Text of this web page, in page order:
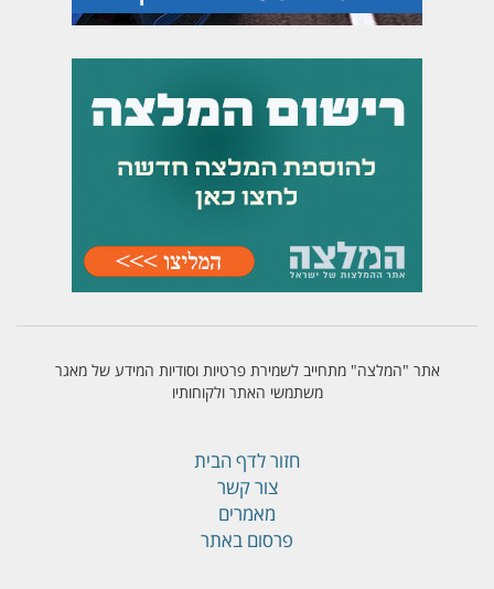
אתר "המלצה" מתחייב לשמירת פרטיות וסודיות המידע של מאגר
משתמשי האתר ולקוחותיו
חזור לדף הבית
צור קשר
מאמרים
פרסום באתר